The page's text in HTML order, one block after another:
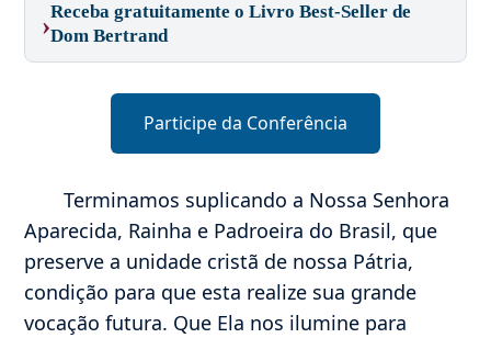
›Receba gratuitamente o Livro Best-Seller de
Dom Bertrand
Participe da Conferência
Terminamos suplicando a Nossa Senhora
Aparecida, Rainha e Padroeira do Brasil, que
preserve a unidade cristã de nossa Pátria,
condição para que esta realize sua grande
vocação futura. Que Ela nos ilumine para